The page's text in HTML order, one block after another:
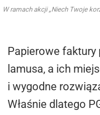
W ramach akcji „Niech Twoje
Papierowe
lamusa, a ich
i wygodne
Właśnie dlatego